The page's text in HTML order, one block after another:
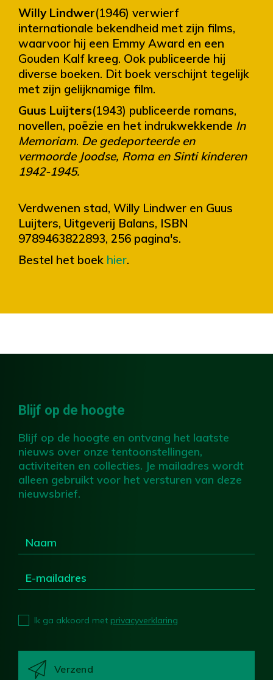
Willy Lindwer(1946) verwierf
internationale bekendheid met zijn films,
waarvoor hij een Emmy Award en een
Gouden Kalf kreeg. Ook publiceerde hij
diverse boeken. Dit boek verschijnt tegelijk
met zijn gelijknamige film.
Guus Luijters(1943) publiceerde romans,
novellen, poëzie en het indrukwekkende In
Memoriam. De gedeporteerde en
vermoorde Joodse, Roma en Sinti kinderen
1942-1945.
Verdwenen stad, Willy Lindwer en Guus
Luijters, Uitgeverij Balans, ISBN
9789463822893, 256 pagina's.
Bestel het boek hier.
Blijf op de hoogte
Blijf op de hoogte en ontvang het laatste
nieuws over onze tentoonstellingen,
activiteiten en collecties. Je mailadres wordt
alleen gebruikt voor het versturen van deze
nieuwsbrief.
Ik ga akkoord met privacyverklaring